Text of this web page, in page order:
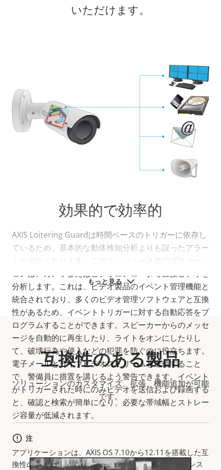
もっと見る
いただけます。
効果的で効率的
AXIS Loitering Guardは時間ベースのトリガーに依存し
ているため、基本的な動体検知分析よりも誤ったアラー
ムが少なくなります。このエッジベースのアプリケーシ
ョンは、カメラまたはビデオエンコーダで直接ビデオを
分析します。これは、ビデオ製品のイベント管理機能と
統合されており、多くのビデオ管理ソフトウェアと互換
性があるため、イベントトリガーに対する自動応答をプ
ログラムすることができます。スピーカーからのメッセ
ージを自動的に再生したり、ライトをオンにしたりし
て、破壊行為や侵入などの犯罪を防ぐのに役立ちます。
電子メールとライブビデオストリームを送信すること
で、警備員に措置を講じるよう警告できます。イベント
がトリガーされた時にのみビデオを送信および録画する
と、確認と検索が簡単になり、必要な帯域幅とストレー
ジ容量が低減されます。
互換性のある製品
ソリューションのカスタマイズ、拡張、機能追加が可能
です。
注
アプリケーションは、AXIS OS 7.10から12.11を搭載した互
換性のあるAxisカメラおよびビデオエンコーダーにインス